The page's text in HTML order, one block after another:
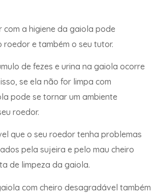
com a higiene da gaiola pode
roedor e também o seu tutor.
de fezes e urina na gaiola ocorre
se ela não for limpa com
pode se tornar um ambiente
roedor.
que o seu roedor tenha problemas
pela sujeira e pelo mau cheiro
de limpeza da gaiola.
com cheiro desagradável também